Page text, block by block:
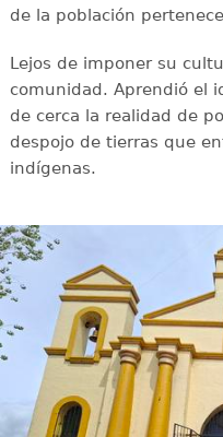
de la población
Lejos de imponer su
comunidad. Aprendió el
de cerca la realidad de
despojo de tierras que
indígenas.